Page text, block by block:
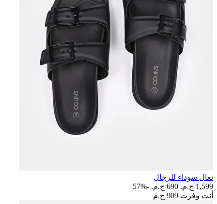
نعال سوداء للرجال
1,599 ج.م.‏
690 ج.م.‏
-57%
أنت وفرت 909 ج.م